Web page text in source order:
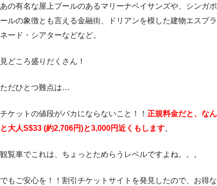
あの有名な屋上プールのあるマリーナベイサンズや、シンガポ
ールの象徴とも言える金融街、ドリアンを模した建物エスプラ
ネード・シアターなどなど。
見どころ盛りだくさん！
ただひとつ難点は…
チケットの値段がバカにならないこと！！ 正規料金だと、なん
と大人S$33 (約2,706円)と3,000円近くもします。
観覧車でこれは、ちょっとためらうレベルですよね。。。
でもご安心を！！割引チケットサイトを発見したので、お得な